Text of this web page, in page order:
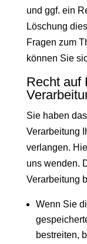
und ggf. ein
Löschung
Fragen zum
können Sie
Recht auf
Sie haben
Verarbeitung
verlangen.
uns wenden.
Verarbeitung
Wenn Sie
bestreiten,